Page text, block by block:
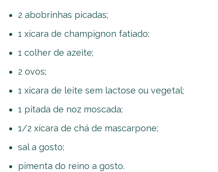
2 abobrinhas picadas;
1 xícara de champignon fatiado;
1 colher de azeite;
2 ovos;
1 xícara de leite sem lactose ou vegetal;
1 pitada de noz moscada;
1/2 xícara de chá de mascarpone;
sal a gosto;
pimenta do reino a gosto.